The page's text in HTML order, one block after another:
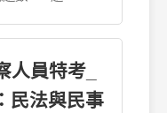
員特考_
民法與民事